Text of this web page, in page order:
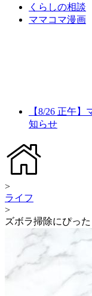
くらしの相談
ママコマ漫画
【8/26 正午
知らせ
>
ライフ
>
ズボラ掃除にぴっ